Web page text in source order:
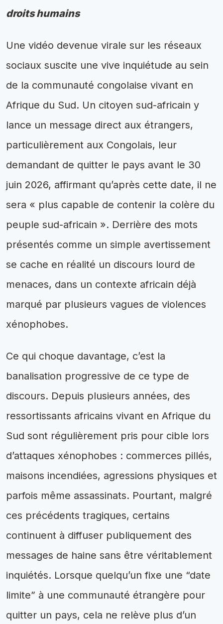
droits humains
Une vidéo devenue virale sur les réseaux
sociaux suscite une vive inquiétude au sein
de la communauté congolaise vivant en
Afrique du Sud. Un citoyen sud-africain y
lance un message direct aux étrangers,
particulièrement aux Congolais, leur
demandant de quitter le pays avant le 30
juin 2026, affirmant qu’après cette date, il ne
sera « plus capable de contenir la colère du
peuple sud-africain ». Derrière des mots
présentés comme un simple avertissement
se cache en réalité un discours lourd de
menaces, dans un contexte africain déjà
marqué par plusieurs vagues de violences
xénophobes.
Ce qui choque davantage, c’est la
banalisation progressive de ce type de
discours. Depuis plusieurs années, des
ressortissants africains vivant en Afrique du
Sud sont régulièrement pris pour cible lors
d’attaques xénophobes : commerces pillés,
maisons incendiées, agressions physiques et
parfois même assassinats. Pourtant, malgré
ces précédents tragiques, certains
continuent à diffuser publiquement des
messages de haine sans être véritablement
inquiétés. Lorsque quelqu’un fixe une “date
limite” à une communauté étrangère pour
quitter un pays, cela ne relève plus d’un